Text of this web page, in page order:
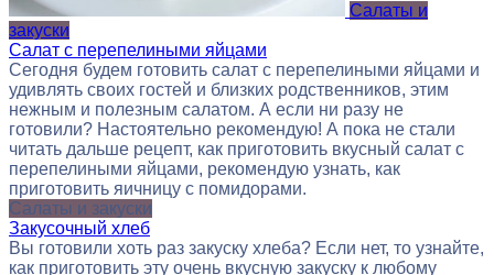
Салаты и
закуски
Салат с перепелиными яйцами
Сегодня будем готовить салат с перепелиными яйцами и
удивлять своих гостей и близких родственников, этим
нежным и полезным салатом. А если ни разу не
готовили? Настоятельно рекомендую! А пока не стали
читать дальше рецепт, как приготовить вкусный салат с
перепелиными яйцами, рекомендую узнать, как
приготовить яичницу с помидорами.
Салаты и закуски
Закусочный хлеб
Вы готовили хоть раз закуску хлеба? Если нет, то узнайте,
как приготовить эту очень вкусную закуску к любому